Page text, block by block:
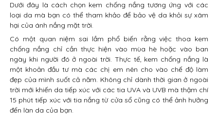
Dưới đây là cách chọn kem chống nắng tương ứng với các
loại da mà bạn có thể tham khảo để bảo vệ da khỏi sự xâm
hại của ánh nắng mặt trời.
Có một quan niệm sai lầm phổ biến rằng việc thoa kem
chống nắng chỉ cần thực hiện vào mùa hè hoặc vào ban
ngày khi người đó ở ngoài trời. Thực tế, kem chống nắng là
một khoản đầu tư mà các chị em nên cho vào chế độ làm
đẹp của mình suốt cả năm. Không chỉ dành thời gian ở ngoài
trời mới khiến da tiếp xúc với các tia UVA và UVB mà thậm chí
15 phút tiếp xúc với tia nắng từ cửa sổ cũng có thể ảnh hưởng
đến làn da của bạn.